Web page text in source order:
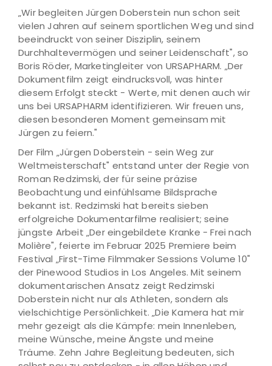
„Wir begleiten Jürgen Doberstein nun schon seit
vielen Jahren auf seinem sportlichen Weg und sind
beeindruckt von seiner Disziplin, seinem
Durchhaltevermögen und seiner Leidenschaft", so
Boris Röder, Marketingleiter von URSAPHARM. „Der
Dokumentfilm zeigt eindrucksvoll, was hinter
diesem Erfolgt steckt - Werte, mit denen auch wir
uns bei URSAPHARM identifizieren. Wir freuen uns,
diesen besonderen Moment gemeinsam mit
Jürgen zu feiern."
Der Film „Jürgen Doberstein - sein Weg zur
Weltmeisterschaft" entstand unter der Regie von
Roman Redzimski, der für seine präzise
Beobachtung und einfühlsame Bildsprache
bekannt ist. Redzimski hat bereits sieben
erfolgreiche Dokumentarfilme realisiert; seine
jüngste Arbeit „Der eingebildete Kranke - Frei nach
Molière", feierte im Februar 2025 Premiere beim
Festival „First-Time Filmmaker Sessions Volume 10"
der Pinewood Studios in Los Angeles. Mit seinem
dokumentarischen Ansatz zeigt Redzimski
Doberstein nicht nur als Athleten, sondern als
vielschichtige Persönlichkeit. „Die Kamera hat mir
mehr gezeigt als die Kämpfe: mein Innenleben,
meine Wünsche, meine Ängste und meine
Träume. Zehn Jahre Begleitung bedeuten, sich